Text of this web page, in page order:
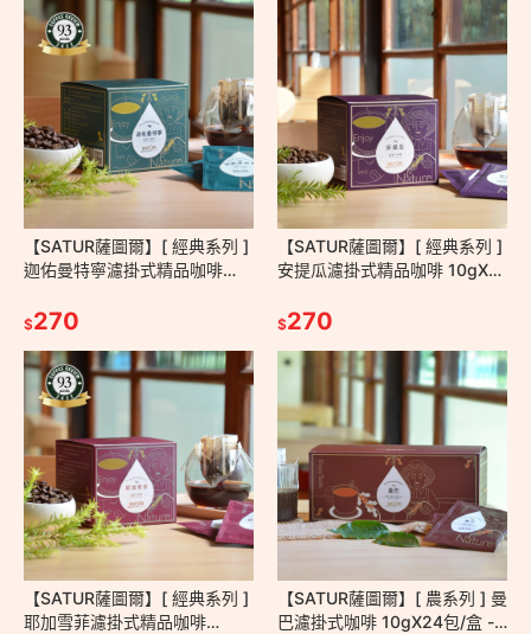
【SATUR薩圖爾】[ 經典系列 ]
迦佑曼特寧濾掛式精品咖啡
手沖 台灣百大伴手禮
$270
【SATUR薩圖爾】[ 經典系列 ]
安提瓜濾掛式精品咖啡 10gX10
灣百大伴手禮
$270
【SATUR薩圖爾】[ 經典系列 ]
耶加雪菲濾掛式精品咖啡
【SATUR薩圖爾】[ 農系列 ] 曼
巴濾掛式咖啡 10gX24包/盒 -